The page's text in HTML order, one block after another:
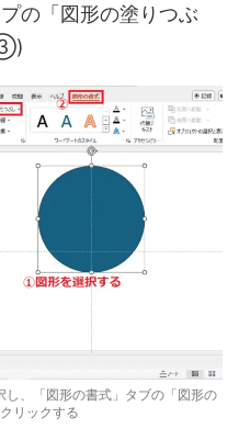
の「図形の塗りつぶ
、「図形の書式」タブの「図形の
リックする